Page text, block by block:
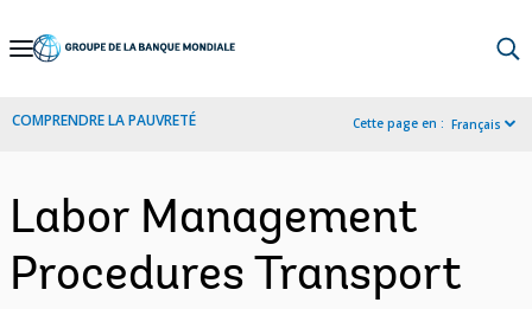
Skip
Navigation
COMPRENDRE LA PAUVRETÉ Cette page en : Français
Labor Management
Procedures Transport